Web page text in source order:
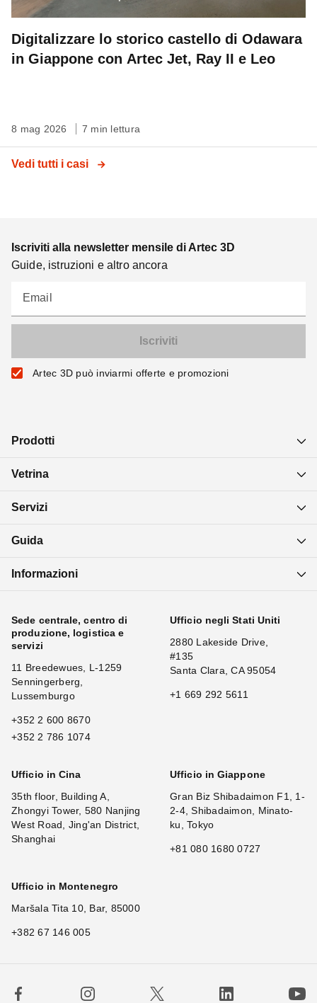
Digitalizzare lo storico castello di Odawara
in Giappone con Artec Jet, Ray II e Leo
8 mag 2026 7 min lettura
Vedi tutti i casi
Iscriviti alla newsletter mensile di Artec 3D
Guide, istruzioni e altro ancora
Email
Artec 3D può inviarmi offerte e promozioni
Prodotti
Vetrina
Servizi
Guida
Informazioni
Sede centrale, centro di
produzione, logistica e
servizi
11 Breedewues, L-1259
Senningerberg,
Lussemburgo
+352 2 600 8670
+352 2 786 1074
Ufficio negli Stati Uniti
2880 Lakeside Drive,
#135
Santa Clara, CA 95054
+1 669 292 5611
Ufficio in Cina
35th floor, Building A,
Zhongyi Tower, 580 Nanjing
West Road, Jing'an District,
Shanghai
Ufficio in Giappone
Gran Biz Shibadaimon F1, 1-
2-4, Shibadaimon, Minato-
ku, Tokyo
+81 080 1680 0727
Ufficio in Montenegro
Maršala Tita 10, Bar, 85000
+382 67 146 005